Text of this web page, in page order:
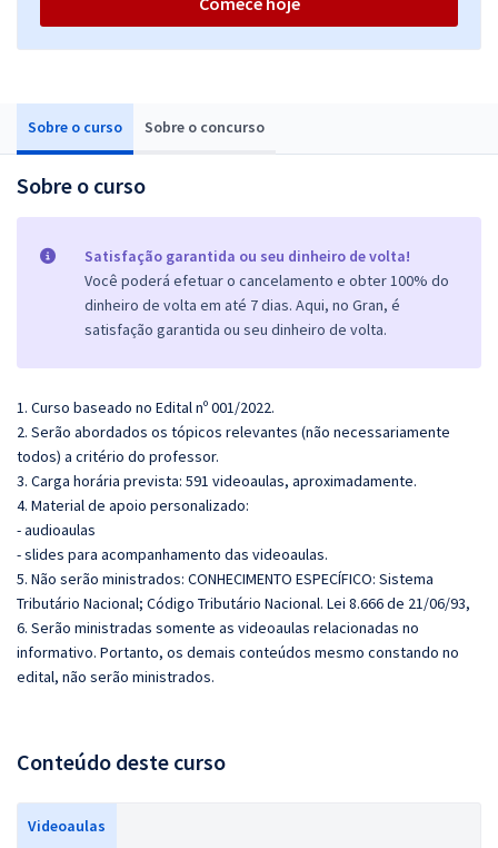
Sobre o curso Sobre o concurso
Sobre o curso
Satisfação garantida ou seu dinheiro de volta!
Você poderá efetuar o cancelamento e obter 100% do
dinheiro de volta em até 7 dias. Aqui, no Gran, é
satisfação garantida ou seu dinheiro de volta.
1. Curso baseado no Edital nº 001/2022.
2. Serão abordados os tópicos relevantes (não necessariamente
todos) a critério do professor.
3. Carga horária prevista: 591 videoaulas, aproximadamente.
4. Material de apoio personalizado:
- audioaulas
- slides para acompanhamento das videoaulas.
5. Não serão ministrados: CONHECIMENTO ESPECÍFICO: Sistema
Tributário Nacional; Código Tributário Nacional. Lei 8.666 de 21/06/93,
6. Serão ministradas somente as videoaulas relacionadas no
informativo. Portanto, os demais conteúdos mesmo constando no
edital, não serão ministrados.
Conteúdo deste curso
Videoaulas